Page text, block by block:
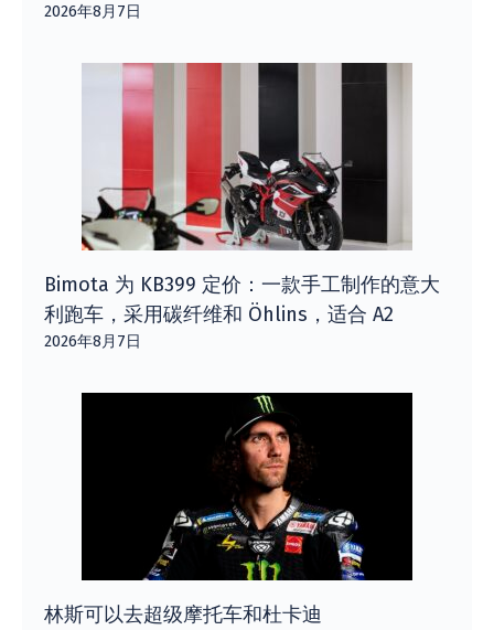
2026年8月7日
Bimota 为 KB399 定价：一款手工制作的意大
利跑车，采用碳纤维和 Öhlins，适合 A2
2026年8月7日
林斯可以去超级摩托车和杜卡迪